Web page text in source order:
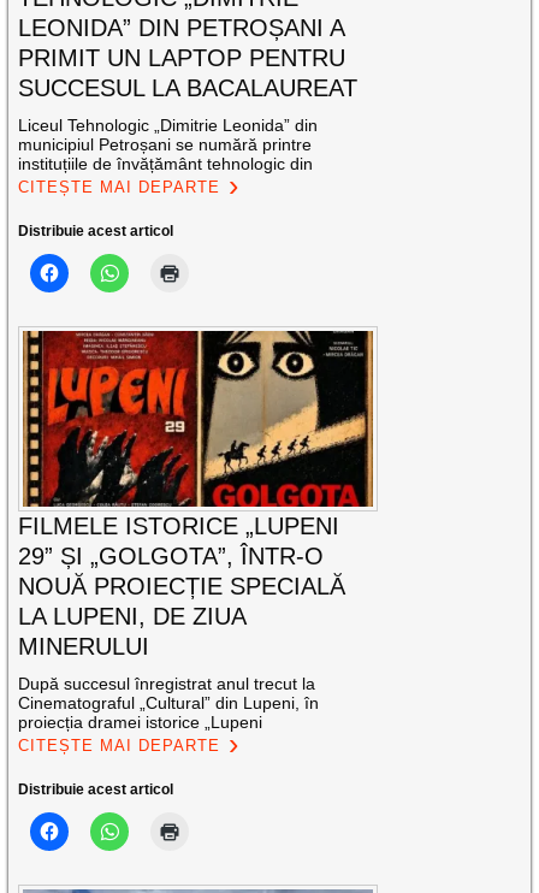
LEONIDA” DIN PETROȘANI A
PRIMIT UN LAPTOP PENTRU
SUCCESUL LA BACALAUREAT
Liceul Tehnologic „Dimitrie Leonida” din
municipiul Petroșani se numără printre
instituțiile de învățământ tehnologic din
CITEȘTE MAI DEPARTE
Distribuie acest articol
FILMELE ISTORICE „LUPENI
29” ȘI „GOLGOTA”, ÎNTR-O
NOUĂ PROIECȚIE SPECIALĂ
LA LUPENI, DE ZIUA
MINERULUI
După succesul înregistrat anul trecut la
Cinematograful „Cultural” din Lupeni, în
proiecția dramei istorice „Lupeni
CITEȘTE MAI DEPARTE
Distribuie acest articol